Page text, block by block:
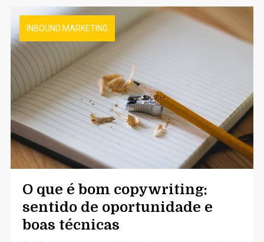
INBOUND MARKETING
O que é bom copywriting:
sentido de oportunidade e
boas técnicas